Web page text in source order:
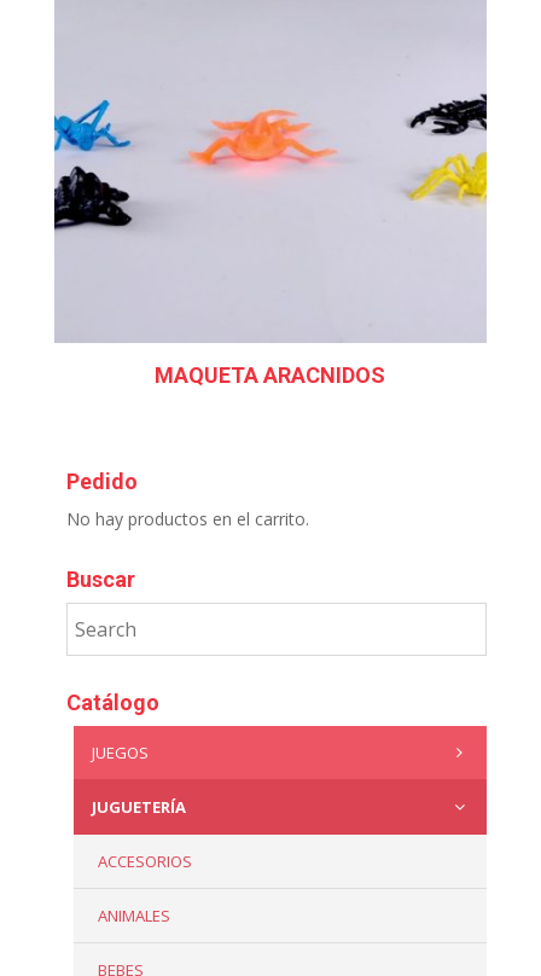
MAQUETA ARACNIDOS
Pedido
No hay productos en el carrito.
Buscar
Catálogo
JUEGOS
JUGUETERÍA
ACCESORIOS
ANIMALES
BEBES